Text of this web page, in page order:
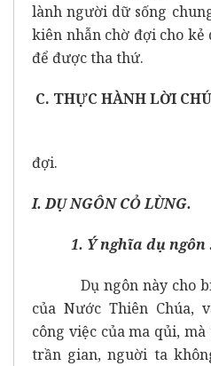
lành người dữ sống
kiên nhẫn chờ đợi cho kẻ
để được tha thứ.
C. THỰC HÀNH LỜI
Chúa
đợi.
I. DỤ NGÔN CỎ LÙNG.
1. Ý nghĩa dụ ngôn
Dụ ngôn này cho
của Nước Thiên Chúa,
công việc của ma qủi,
trần gian, nguời ta